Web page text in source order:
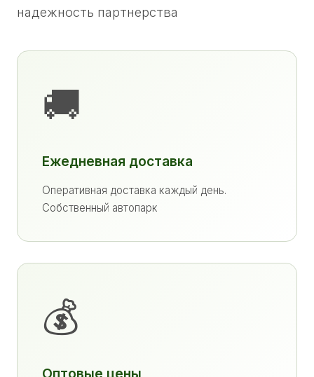
надежность партнерства
🚚
Ежедневная доставка
Оперативная доставка каждый день.
Собственный автопарк
💰
Оптовые цены